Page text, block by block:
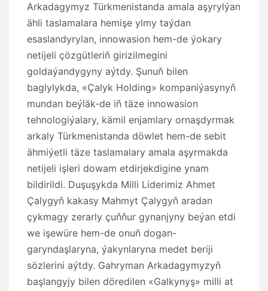
Arkadagymyz Türkmenistanda amala aşyrylýan
ähli taslamalara hemişe ylmy taýdan
esaslandyrylan, innowasion hem-de ýokary
netijeli çözgütleriň girizilmegini
goldaýandygyny aýtdy. Şunuň bilen
baglylykda, «Çalyk Holding» kompaniýasynyň
mundan beýläk-de iň täze innowasion
tehnologiýalary, kämil enjamlary ornaşdyrmak
arkaly Türkmenistanda döwlet hem-de sebit
ähmiýetli täze taslamalary amala aşyrmakda
netijeli işleri dowam etdirjekdigine ynam
bildirildi. Duşuşykda Milli Liderimiz Ahmet
Çalygyň kakasy Mahmyt Çalygyň aradan
çykmagy zerarly çuňňur gynanjyny beýan etdi
we işewüre hem-de onuň dogan-
garyndaşlaryna, ýakynlaryna medet beriji
sözlerini aýtdy. Gahryman Arkadagymyzyň
başlangyjy bilen döredilen «Galkynyş» milli at